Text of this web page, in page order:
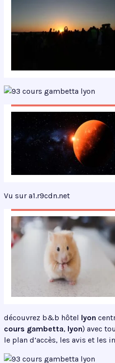
Vu sur a1.r9cdn.net
découvrez b&b hôtel lyon
cours gambetta, lyon) avec
le plan d’accès, les avis et les